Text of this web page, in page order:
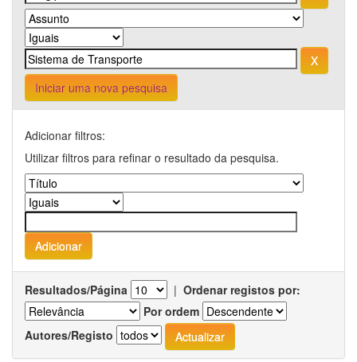
Iniciar uma nova pesquisa
Adicionar filtros:
Utilizar filtros para refinar o resultado da pesquisa.
Resultados/Página | Ordenar registos por:
Por ordem
Autores/Registo